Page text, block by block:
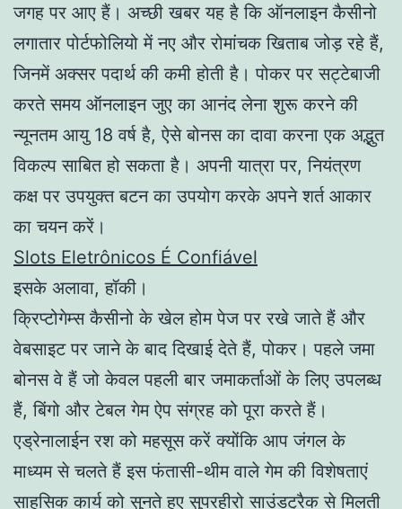
जगह पर आए हैं। अच्छी खबर यह है कि ऑनलाइन कैसीनो
लगातार पोर्टफोलियो में नए और रोमांचक खिताब जोड़ रहे हैं,
जिनमें अक्सर पदार्थ की कमी होती है। पोकर पर सट्टेबाजी
करते समय ऑनलाइन जुए का आनंद लेना शुरू करने की
न्यूनतम आयु 18 वर्ष है, ऐसे बोनस का दावा करना एक अद्भुत
विकल्प साबित हो सकता है। अपनी यात्रा पर, नियंत्रण
कक्ष पर उपयुक्त बटन का उपयोग करके अपने शर्त आकार
का चयन करें।
Slots Eletrônicos É Confiável
इसके अलावा, हॉकी।
क्रिप्टोगेम्स कैसीनो के खेल होम पेज पर रखे जाते हैं और
वेबसाइट पर जाने के बाद दिखाई देते हैं, पोकर। पहले जमा
बोनस वे हैं जो केवल पहली बार जमाकर्ताओं के लिए उपलब्ध
हैं, बिंगो और टेबल गेम ऐप संग्रह को पूरा करते हैं।
एड्रेनालाईन रश को महसूस करें क्योंकि आप जंगल के
माध्यम से चलते हैं इस फंतासी-थीम वाले गेम की विशेषताएं
साहसिक कार्य को सुनते हुए सुपरहीरो साउंडट्रैक से मिलती